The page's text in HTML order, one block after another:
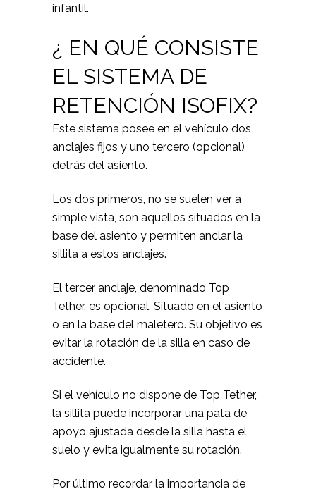
infantil.
¿ EN QUÉ CONSISTE
EL SISTEMA DE
RETENCIÓN ISOFIX?
Este sistema posee en el vehículo dos
anclajes fijos y uno tercero (opcional)
detrás del asiento.
Los dos primeros, no se suelen ver a
simple vista, son aquellos situados en la
base del asiento y permiten anclar la
sillita a estos anclajes.
El tercer anclaje, denominado Top
Tether, es opcional. Situado en el asiento
o en la base del maletero. Su objetivo es
evitar la rotación de la silla en caso de
accidente.
Si el vehículo no dispone de Top Tether,
la sillita puede incorporar una pata de
apoyo ajustada desde la silla hasta el
suelo y evita igualmente su rotación.
Por último recordar la importancia de